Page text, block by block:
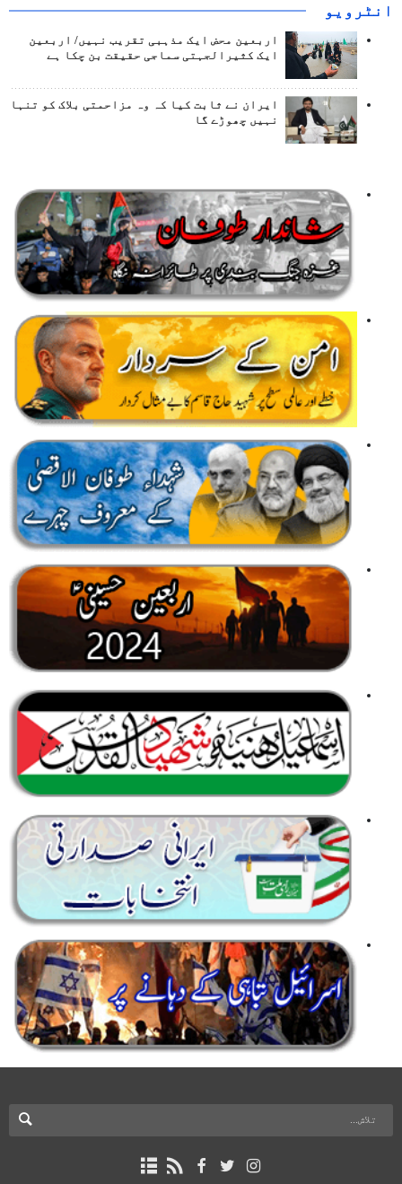
انٹرويو
اربعین محض ایک مذہبی تقریب نہیں/ اربعین
ایک کثیرالجہتی سماجی حقیقت بن چکا ہے
ایران نے ثابت کیا کہ وہ مزاحمتی بلاک کو تنہا
نہیں چھوڑے گا